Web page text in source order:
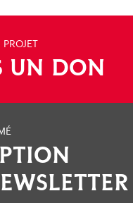
UN DON